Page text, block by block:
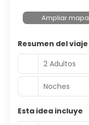
Ampliar mapa
Resumen del viaje
2 Adultos
Noches
Esta idea incluye